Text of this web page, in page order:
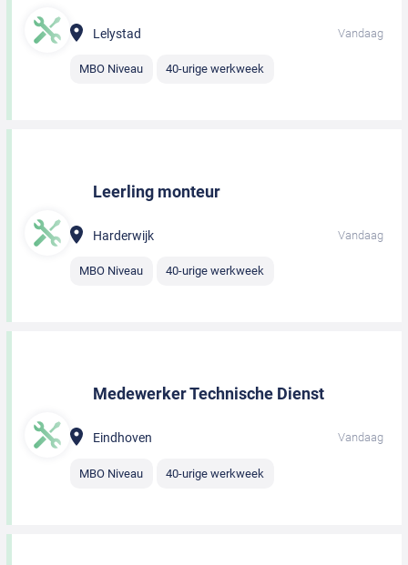
Lelystad Vandaag
MBO Niveau 40-urige werkweek
Leerling monteur
Harderwijk Vandaag
MBO Niveau 40-urige werkweek
Medewerker Technische Dienst
Eindhoven Vandaag
MBO Niveau 40-urige werkweek